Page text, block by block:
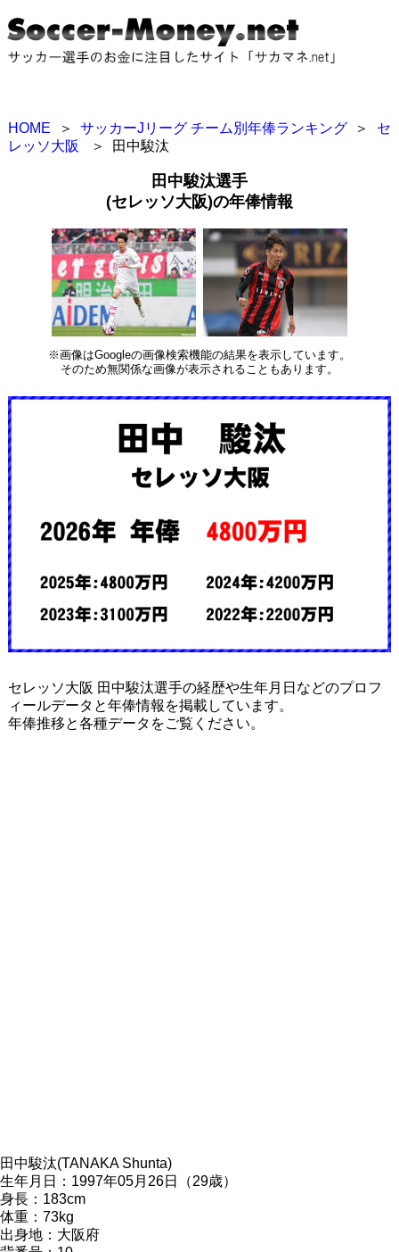
HOME ＞ サッカーJリーグ チーム別年俸ランキング ＞
セ
レッソ大阪
＞ 田中駿汰
田中駿汰選手
(セレッソ大阪)の年俸情報
※画像はGoogleの画像検索機能の結果を表示しています。
そのため無関係な画像が表示されることもあります。
セレッソ大阪 田中駿汰選手の経歴や生年月日などのプロフ
ィールデータと年俸情報を掲載しています。
年俸推移と各種データをご覧ください。
田中駿汰(TANAKA Shunta)
生年月日：1997年05月26日（29歳）
身長：183cm
体重：73kg
出身地：大阪府